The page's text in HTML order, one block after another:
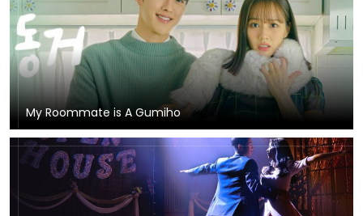
My Roommate is A Gumiho